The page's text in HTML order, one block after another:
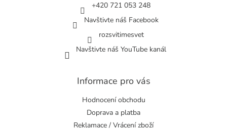
+420 721 053 248
Navštivte náš Facebook
rozsvitimesvet
Navštivte náš YouTube kanál
Informace pro vás
Hodnocení obchodu
Doprava a platba
Reklamace / Vrácení zboží